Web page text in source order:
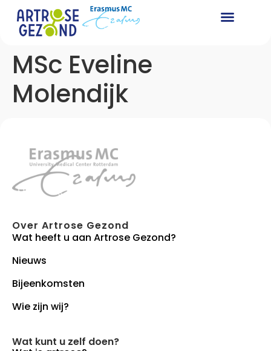
MSc Eveline
Molendijk
Over Artrose Gezond
Wat heeft u aan Artrose Gezond?
Nieuws
Bijeenkomsten
Wie zijn wij?
Wat kunt u zelf doen?